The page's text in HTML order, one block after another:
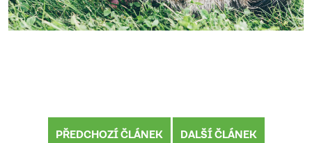
PŘEDCHOZÍ ČLÁNEK DALŠÍ ČLÁNEK